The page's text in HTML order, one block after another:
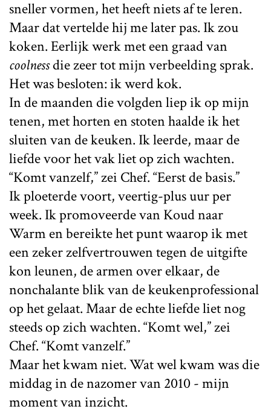
sneller vormen, het heeft niets af te leren.
Maar dat vertelde hij me later pas. Ik zou
koken. Eerlijk werk met een graad van
coolnessdie zeer tot mijn verbeelding sprak.
Het was besloten: ik werd kok.
In de maanden die volgden liep ik op mijn
tenen, met horten en stoten haalde ik het
sluiten van de keuken. Ik leerde, maar de
liefde voor het vak liet op zich wachten.
“Komt vanzelf,” zei Chef. “Eerst de basis.”
Ik ploeterde voort, veertig-plus uur per
week. Ik promoveerde van Koud naar
Warm en bereikte het punt waarop ik met
een zeker zelfvertrouwen tegen de uitgifte
kon leunen, de armen over elkaar, de
nonchalante blik van de keukenprofessional
op het gelaat. Maar de echte liefde liet nog
steeds op zich wachten. “Komt wel,” zei
Chef. “Komt vanzelf.”
Maar het kwam niet. Wat wel kwam was die
middag in de nazomer van 2010 - mijn
moment van inzicht.